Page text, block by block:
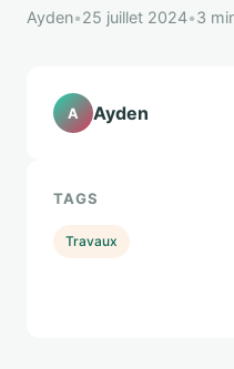
Ayden•25 juillet 2024•3
A Ayden
TAGS
Travaux